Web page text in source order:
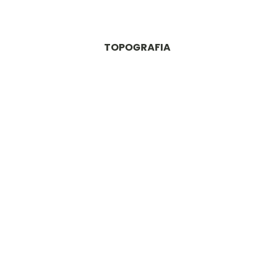
TOPOGRAFIA